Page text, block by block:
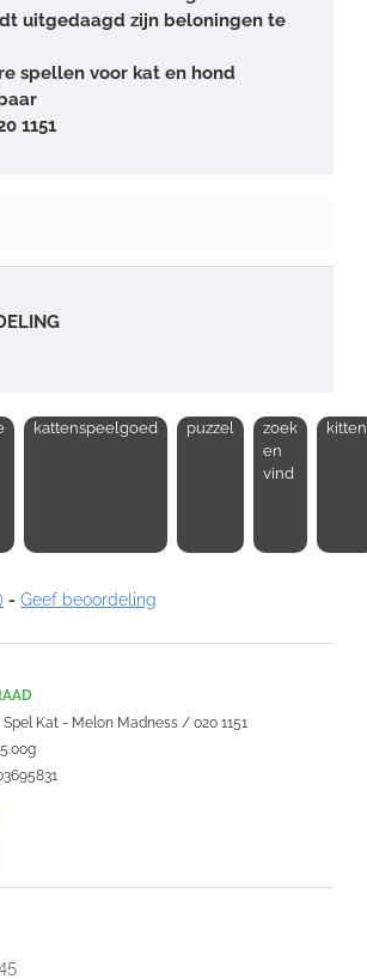
uitgedaagd zijn beloningen te
spellen voor kat en hond
1151
wordt niet vertaald!
VERDER
kattenspeelgoed puzzel
zoek
en
vind
kitten
- Geef beoordeling
Spel Kat - Melon Madness / 020 1151